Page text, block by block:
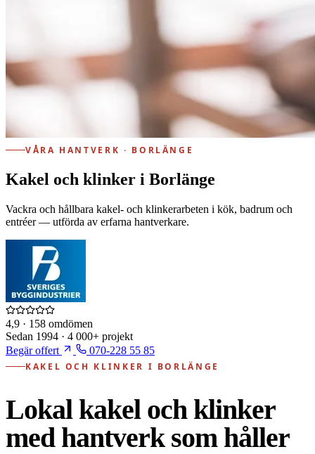
VÅRA HANTVERK · BORLÄNGE
Kakel och klinker i Borlänge
Vackra och hållbara kakel- och klinkerarbeten i kök, badrum och
entréer — utförda av erfarna hantverkare.
4,9 · 158 omdömen
Sedan 1994 · 4 000+ projekt
Begär offert
070-228 55 85
KAKEL OCH KLINKER I BORLÄNGE
Lokal kakel och klinker
med hantverk som håller